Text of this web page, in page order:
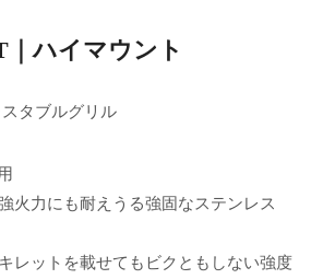
ハイマウント
タブルグリル
火力にも耐えうる強固なステンレス
レットを載せてもビクともしない強度